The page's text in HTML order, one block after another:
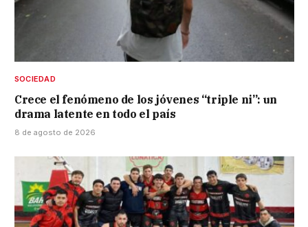
SOCIEDAD
Crece el fenómeno de los jóvenes “triple ni”: un
drama latente en todo el país
8 de agosto de 2026